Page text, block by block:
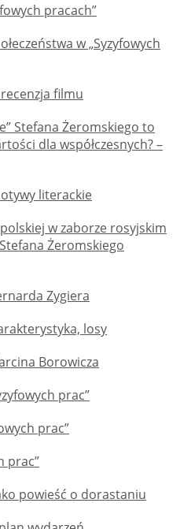
pracach”
w „Syzyfowych
recenzja filmu
Stefana Żeromskiego to
dla współczesnych? –
literackie
w zaborze rosyjskim
Żeromskiego
Zygiera
losy
Borowicza
prac”
prac”
prac”
powieść o dorastaniu